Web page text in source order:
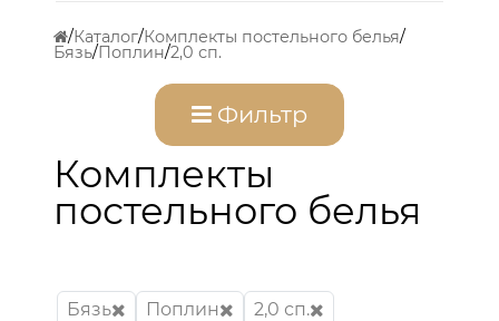
Каталог Комплекты постельного белья
Бязь Поплин 2,0 сп.
Фильтр
Комплекты
постельного белья
Бязь Поплин
2,0 сп.